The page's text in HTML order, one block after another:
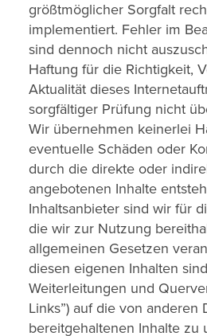
größtmöglicher Sorgfalt
implementiert. Fehler im
sind dennoch nicht
Haftung für die Richtigkeit,
Aktualität dieses
sorgfältiger Prüfung nicht
Wir übernehmen keinerlei
eventuelle Schäden oder
durch die direkte oder
angebotenen Inhalte
Inhaltsanbieter sind wir für
die wir zur Nutzung
allgemeinen Gesetzen
diesen eigenen Inhalten
Weiterleitungen und
Links”) auf die von anderen
bereitgehaltenen Inhalte zu